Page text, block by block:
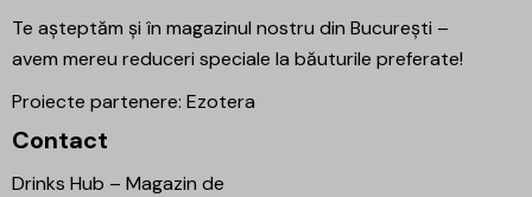
Te așteptăm și în magazinul nostru din București –
avem mereu reduceri speciale la băuturile preferate!
Proiecte partenere: Ezotera
Contact
Drinks Hub – Magazin de